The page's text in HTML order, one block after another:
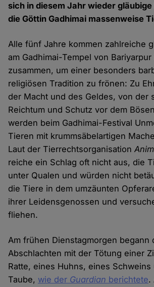
sich in diesem Jahr wieder
die Göttin Gadhimai massenweise
Alle fünf Jahre kommen zahlreiche
am Gadhimai-Tempel von Bariyarpur
zusammen, um einer besonders
religiösen Tradition zu frönen: Zu
der Macht und des Geldes, von der
Reichtum und Schutz vor dem
werden beim Gadhimai-Festival
Tieren mit krummsäbelartigen
Laut der Tierrechtsorganisation
reiche ein Schlag oft nicht aus, die
unter Qualen und würden nicht
die Tiere in dem umzäunten
ihrer Leidensgenossen und
fliehen.
Am frühen Dienstagmorgen begann
Abschlachten mit der Tötung einer
Ratte, eines Huhns, eines
Taube, wie der Guardian berichtete.